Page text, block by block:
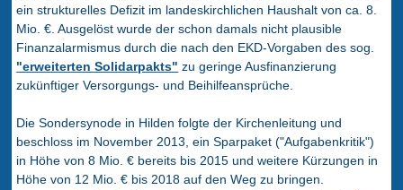
ein strukturelles Defizit im landeskirchlichen Haushalt von ca. 8.
Mio. €. Ausgelöst wurde der schon damals nicht plausible
Finanzalarmismus durch die nach den EKD-Vorgaben des sog.
"erweiterten Solidarpakts" zu geringe Ausfinanzierung
zukünftiger Versorgungs- und Beihilfeansprüche.
Die Sondersynode in Hilden folgte der Kirchenleitung und
beschloss im November 2013, ein Sparpaket ("Aufgabenkritik")
in Höhe von 8 Mio. € bereits bis 2015 und weitere Kürzungen in
Höhe von 12 Mio. € bis 2018 auf den Weg zu bringen.